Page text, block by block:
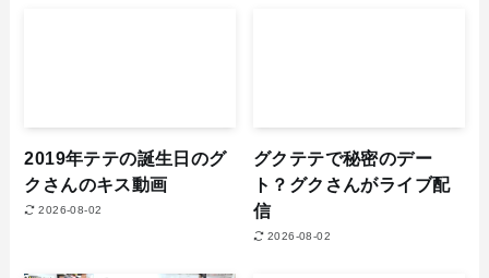
2019年テテの誕生日のグ
クさんのキス動画
2026-08-02
グクテテで秘密のデー
ト？グクさんがライブ配
信
2026-08-02